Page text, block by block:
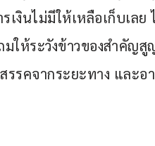
นไม่มีให้เหลือเก็บเลย
ให้ระวังข้าวของสำคัญสู
รคจากระยะทาง และอ